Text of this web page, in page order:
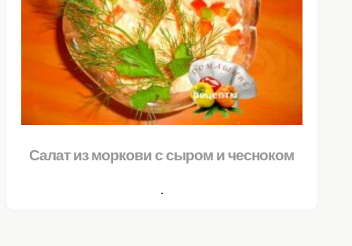
Салат из моркови с сыром и чесноком
.